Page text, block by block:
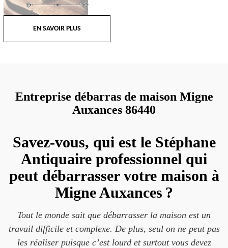
EN SAVOIR PLUS
Entreprise débarras de maison Migne
Auxances 86440
Savez-vous, qui est le Stéphane
Antiquaire professionnel qui
peut débarrasser votre maison à
Migne Auxances ?
Tout le monde sait que débarrasser la maison est un
travail difficile et complexe. De plus, seul on ne peut pas
les réaliser puisque c’est lourd et surtout vous devez